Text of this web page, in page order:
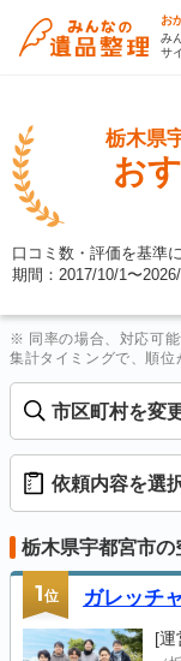
お
み
サ
栃木県
お
口コミ数・評価を基準
期間：2017/10/1〜
※ 同率の場合、対応可
集計タイミングで、順位
市区町村を変
依頼内容を選
栃木県宇都宮市
1位 ガレッチャ
[運